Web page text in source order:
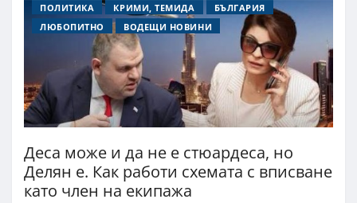
ПОЛИТИКА КРИМИ, ТЕМИДА
БЪЛГАРИЯ
ЛЮБОПИТНО
ВОДЕЩИ НОВИНИ
Деса може и да не е стюардеса, но
Делян е. Как работи схемата с вписване
като член на екипажа